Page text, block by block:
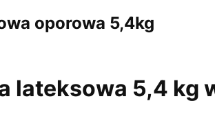
oporowa 5,4kg
lateksowa 5,4 kg